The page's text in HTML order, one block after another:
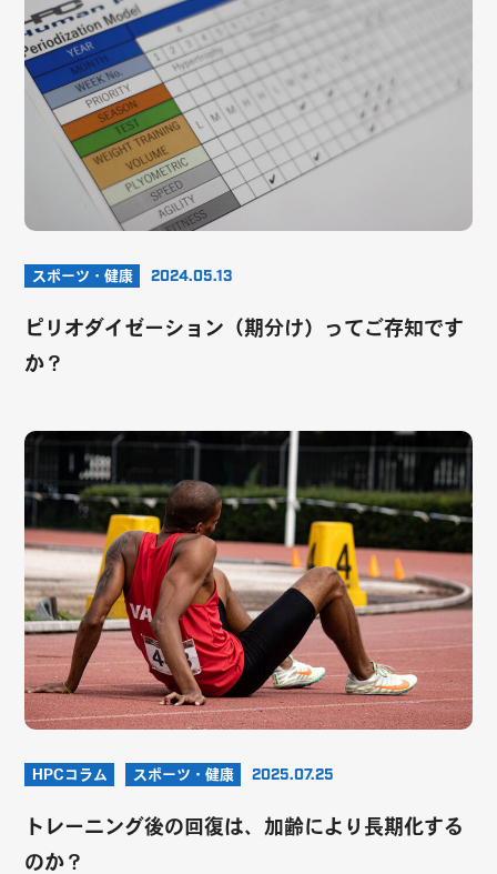
スポーツ・健康 2024.05.13
ピリオダイゼーション（期分け）ってご存知です
か？
HPCコラム スポーツ・健康 2025.07.25
トレーニング後の回復は、加齢により長期化する
のか？